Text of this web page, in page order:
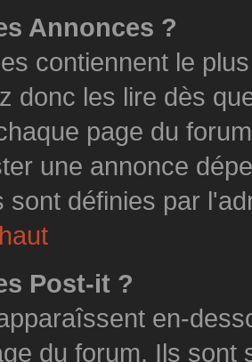
Annonces ?
contiennent le
donc les lire dès
page du
une annonce
sont définies par
Post-it ?
en-
du forum. Ils